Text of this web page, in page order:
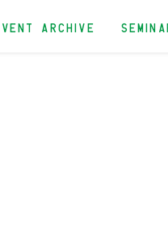
ARCHIVE